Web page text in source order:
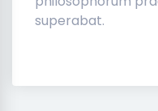
superabat.